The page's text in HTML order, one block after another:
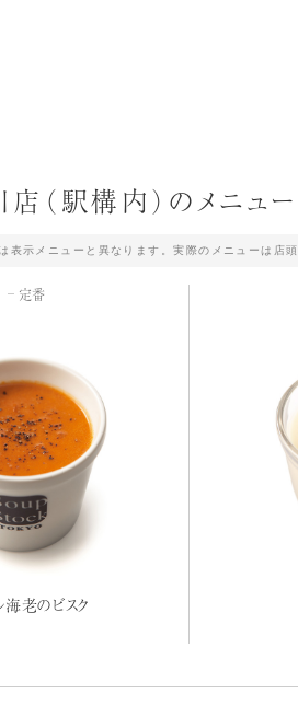
（駅構内）のメニュー
表示メニューと異なります。実際のメニューは店
定番
海老のビスク